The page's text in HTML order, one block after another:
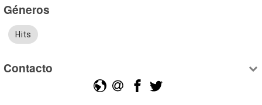
Géneros
Hits
Contacto